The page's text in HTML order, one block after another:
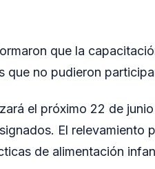
que la
que no pudieron
el próximo 22 de
El relevamiento
de alimentación